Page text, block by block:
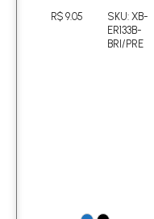
R$ 9.05
SKU: XB-
ER133B-
BRI/PRE